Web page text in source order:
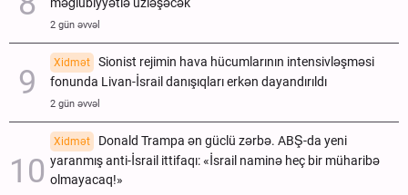
məğlubiyyətlə üzləşəcək
2 gün əvvəl
Xidmət
Sionist rejimin hava hücumlarının intensivləşməsi
fonunda Livan-İsrail danışıqları erkən dayandırıldı
2 gün əvvəl
Xidmət
Donald Trampa ən güclü zərbə. ABŞ-da yeni
yaranmış anti-İsrail ittifaqı: «İsrail naminə heç bir müharibə
olmayacaq!»